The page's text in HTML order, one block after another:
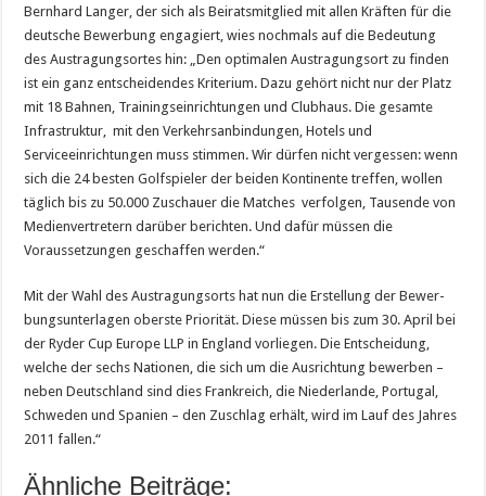
Bernhard Langer, der sich als Beiratsmitglied mit allen Kräften für die
deutsche Bewerbung engagiert, wies nochmals auf die Bedeutung
des Austragungsortes hin: „Den optimalen Austragungsort zu finden
ist ein ganz entscheidendes Kriterium. Dazu gehört nicht nur der Platz
mit 18 Bahnen, Trainingseinrichtungen und Clubhaus. Die gesamte
Infra­struktur, mit den Verkehrsanbindungen, Hotels und
Serviceeinrichtun­gen muss stimmen. Wir dürfen nicht vergessen: wenn
sich die 24 besten Golfspieler der beiden Kontinente treffen, wollen
täglich bis zu 50.000 Zuschauer die Matches verfolgen, Tausende von
Medienver­tretern darüber berichten. Und dafür müssen die
Voraussetzungen ge­schaffen werden.“
Mit der Wahl des Austragungsorts hat nun die Erstellung der Bewer­
bungsunterlagen oberste Priorität. Diese müssen bis zum 30. April bei
der Ryder Cup Europe LLP in England vorliegen. Die Entscheidung,
welche der sechs Nationen, die sich um die Aus­richtung bewerben –
neben Deutschland sind dies Frankreich, die Nie­derlande, Portugal,
Schweden und Spanien – den Zuschlag erhält, wird im Lauf des Jahres
2011 fallen.“
Ähnliche Beiträge: